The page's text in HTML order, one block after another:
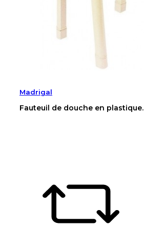
Madrigal
Fauteuil de douche en plastique.